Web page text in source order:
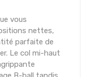
vous
nettes,
parfaite de
Le col mi-haut